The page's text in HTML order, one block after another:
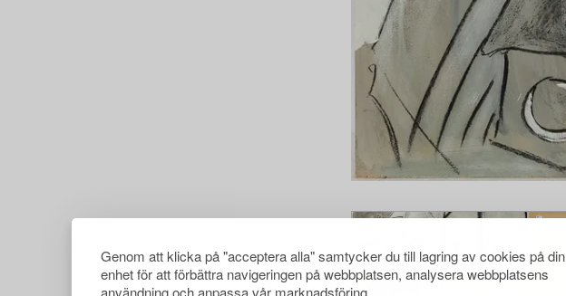
Genom att klicka på "acceptera alla" samtycker du till lagring av cookies på din
enhet för att förbättra navigeringen på webbplatsen, analysera webbplatsens
användning och anpassa vår marknadsföring.